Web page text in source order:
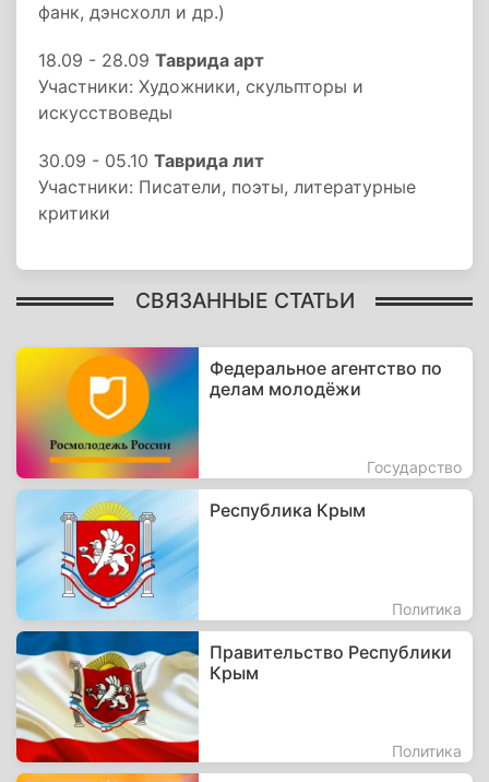
фанк, дэнсхолл и др.)
18.09 - 28.09 Таврида арт
Участники: Художники, скульпторы и
искусствоведы
30.09 - 05.10 Таврида лит
Участники: Писатели, поэты, литературные
критики
СВЯЗАННЫЕ СТАТЬИ
Федеральное агентство по
делам молодёжи
Государство
Республика Крым
Политика
Правительство Республики
Крым
Политика